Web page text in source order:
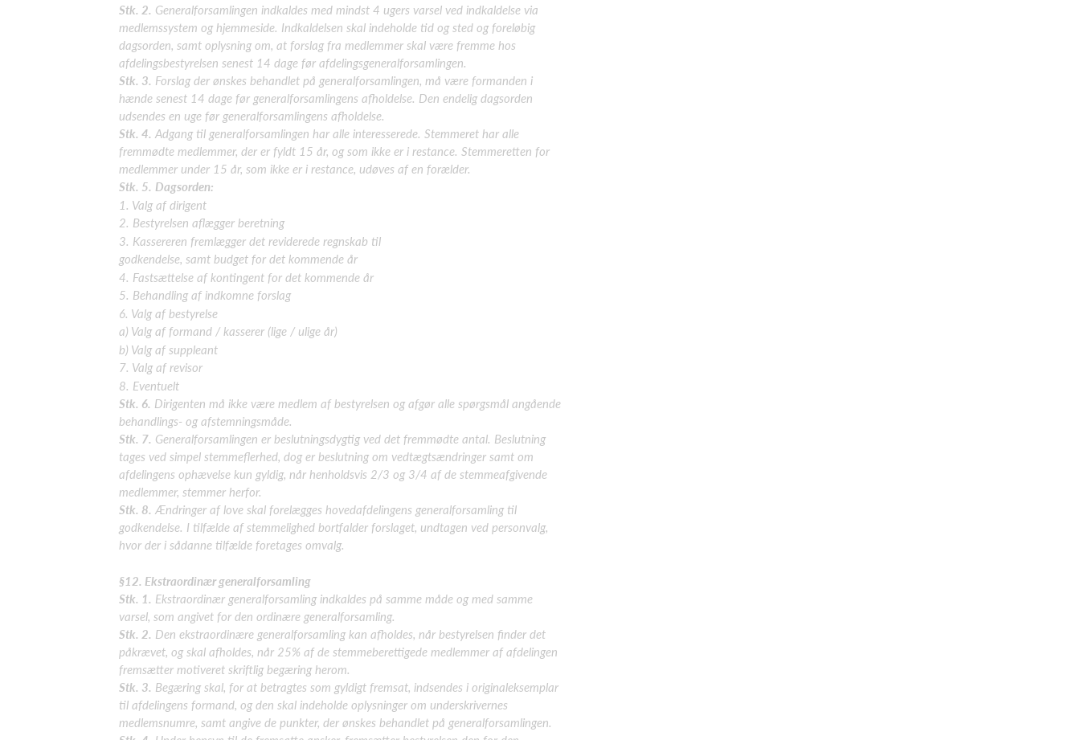
Stk. 2. Generalforsamlingen indkaldes med mindst 4 ugers varsel ved indkaldelse via
medlemssystem og hjemmeside. Indkaldelsen skal indeholde tid og sted og foreløbig
dagsorden, samt oplysning om, at forslag fra medlemmer skal være fremme hos
afdelingsbestyrelsen senest 14 dage før afdelingsgeneralforsamlingen.
Stk. 3. Forslag der ønskes behandlet på generalforsamlingen, må være formanden i
hænde senest 14 dage før generalforsamlingens afholdelse. Den endelig dagsorden
udsendes en uge før generalforsamlingens afholdelse.
Stk. 4. Adgang til generalforsamlingen har alle interesserede. Stemmeret har alle
fremmødte medlemmer, der er fyldt 15 år, og som ikke er i restance. Stemmeretten for
medlemmer under 15 år, som ikke er i restance, udøves af en forælder.
Stk. 5. Dagsorden:
1. Valg af dirigent
2. Bestyrelsen aflægger beretning
3. Kassereren fremlægger det reviderede regnskab til
godkendelse, samt budget for det kommende år
4. Fastsættelse af kontingent for det kommende år
5. Behandling af indkomne forslag
6. Valg af bestyrelse
a) Valg af formand / kasserer (lige / ulige år)
b) Valg af suppleant
7. Valg af revisor
8. Eventuelt
Stk. 6. Dirigenten må ikke være medlem af bestyrelsen og afgør alle spørgsmål angående
behandlings- og afstemningsmåde.
Stk. 7. Generalforsamlingen er beslutningsdygtig ved det fremmødte antal. Beslutning
tages ved simpel stemmeflerhed, dog er beslutning om vedtægtsændringer samt om
afdelingens ophævelse kun gyldig, når henholdsvis 2/3 og 3/4 af de stemmeafgivende
medlemmer, stemmer herfor.
Stk. 8. Ændringer af love skal forelægges hovedafdelingens generalforsamling til
godkendelse. I tilfælde af stemmelighed bortfalder forslaget, undtagen ved personvalg,
hvor der i sådanne tilfælde foretages omvalg.
§12. Ekstraordinær generalforsamling
Stk. 1. Ekstraordinær generalforsamling indkaldes på samme måde og med samme
varsel, som angivet for den ordinære generalforsamling.
Stk. 2. Den ekstraordinære generalforsamling kan afholdes, når bestyrelsen finder det
påkrævet, og skal afholdes, når 25% af de stemmeberettigede medlemmer af afdelingen
fremsætter motiveret skriftlig begæring herom.
Stk. 3. Begæring skal, for at betragtes som gyldigt fremsat, indsendes i originaleksemplar
til afdelingens formand, og den skal indeholde oplysninger om underskrivernes
medlemsnumre, samt angive de punkter, der ønskes behandlet på generalforsamlingen.